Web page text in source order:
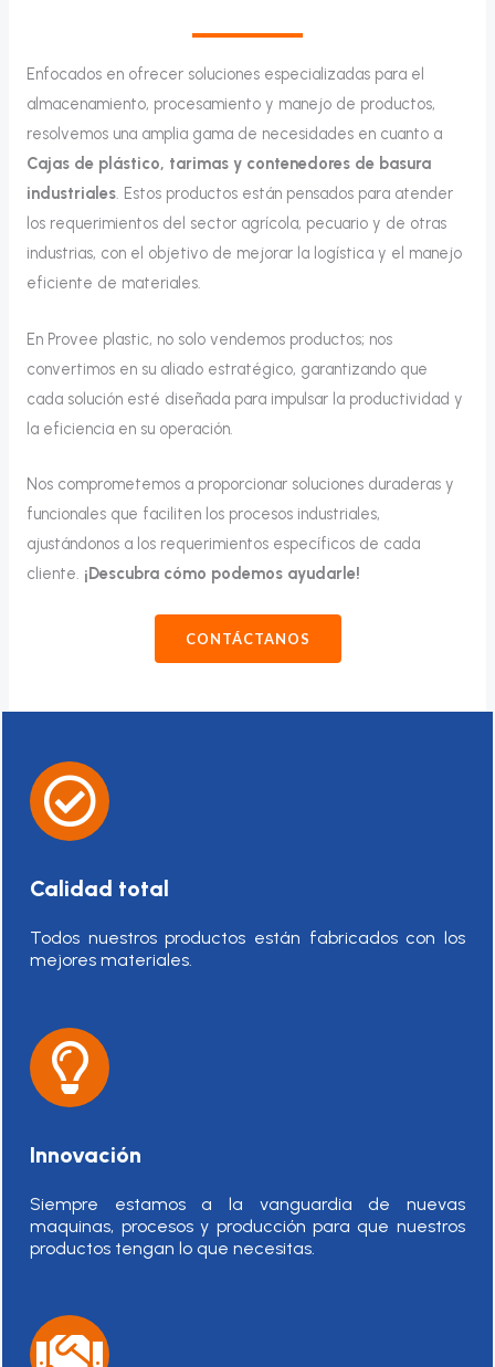
Enfocados en ofrecer soluciones especializadas para el
almacenamiento, procesamiento y manejo de productos,
resolvemos una amplia gama de necesidades en cuanto a
Cajas de plástico, tarimas y contenedores de basura
industriales. Estos productos están pensados para atender
los requerimientos del sector agrícola, pecuario y de otras
industrias, con el objetivo de mejorar la logística y el manejo
eficiente de materiales.
En Provee plastic, no solo vendemos productos; nos
convertimos en su aliado estratégico, garantizando que
cada solución esté diseñada para impulsar la productividad y
la eficiencia en su operación.
Nos comprometemos a proporcionar soluciones duraderas y
funcionales que faciliten los procesos industriales,
ajustándonos a los requerimientos específicos de cada
cliente. ¡Descubra cómo podemos ayudarle!
CONTÁCTANOS
Calidad total
Todos nuestros productos están fabricados con los
mejores materiales.
Innovación
Siempre estamos a la vanguardia de nuevas
maquinas, procesos y producción para que nuestros
productos tengan lo que necesitas.